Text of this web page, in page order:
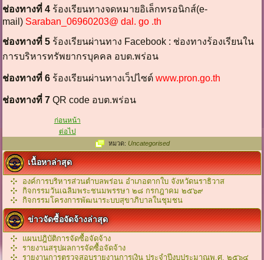
ช่องทางที่ 4 ร้องเรียนทางจดหมายอิเล็กทรอนิกส์(e-
mail) Saraban_06960203@ dal. go .th
ช่องทางที่ 5 ร้องเรียนผ่านทาง Facebook : ช่องทางร้องเรียนใน
การบริหารทรัพยากรบุคคล อบต.พร่อน
ช่องทางที่ 6 ร้องเรียนผ่านทางเว็ปไซต์www.pron.go.th
ช่องทางที่ 7 QR code อบต.พร่อน
ก่อนหน้า
ต่อไป
หมวด: Uncategorised
เนื้อหาล่าสุด
องค์การบริหารส่วนตำบลพร่อน อำเภอตากใบ จังหวัดนราธิวาส
กิจกรรมวันเฉลิมพระชนมพรรษา ๒๘ กรกฎาคม ๒๕๖๙
กิจกรรมโครงการพัฒนาระบบสุขาภิบาลในชุมชน
ข่าวจัดซื้อจัดจ้างล่าสุด
แผนปฎิบัติการจัดซื้อจัดจ้าง
รายงานสรุปผลการจัดซื้อจัดจ้าง
รายงานการตรวจสอบรายงานการเงิน ประจำปีงบประมาณพ.ศ. ๒๕๖๔